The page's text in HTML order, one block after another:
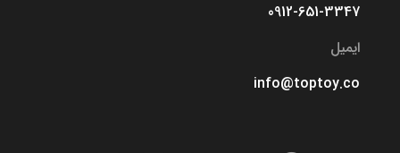
0912-651-3347
ایمیل
info@toptoy.co